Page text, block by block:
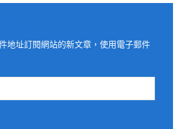
地址訂閱網站的新文章，使用電子郵件